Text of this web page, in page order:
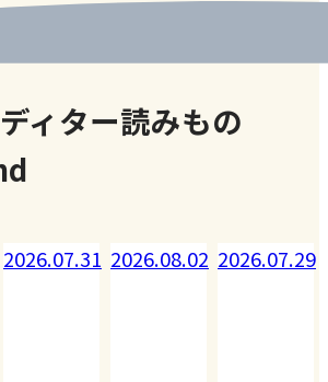
ィター読みもの
2026.08.02 2026.07.29 2026.07.28